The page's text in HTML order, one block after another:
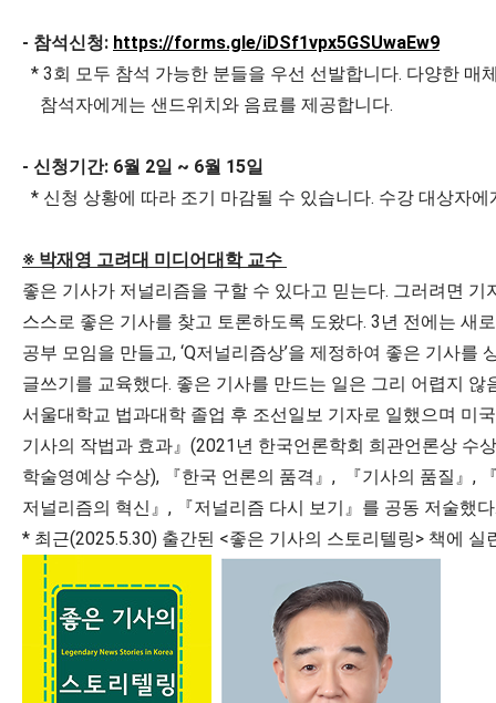
- 참석신청: https://forms.gle/iDSf1vpx5GSUwaEw9
* 3회 모두 참석 가능한 분들을 우선 선발합니다. 다양한 매
참석자에게는 샌드위치와 음료를 제공합니다.
- 신청기간: 6월 2일 ~ 6월 15일
* 신청 상황에 따라 조기 마감될 수 있습니다. 수강 대상자
※ 박재영 고려대 미디어대학 교수
좋은 기사가 저널리즘을 구할 수 있다고 믿는다. 그러려면
스스로 좋은 기사를 찾고 토론하도록 도왔다. 3년 전에는 새
공부 모임을 만들고, ‘Q저널리즘상’을 제정하여 좋은 기사
글쓰기를 교육했다. 좋은 기사를 만드는 일은 그리 어렵지
서울대학교 법과대학 졸업 후 조선일보 기자로 일했으며 미
기사의 작법과 효과』(2021년 한국언론학회 희관언론상 수
학술영예상 수상), 『한국 언론의 품격』, 『기사의 품질』,
저널리즘의 혁신』, 『저널리즘 다시 보기』를 공동 저술했
* 최근(2025.5.30) 출간된 <좋은 기사의 스토리텔링> 책에 실